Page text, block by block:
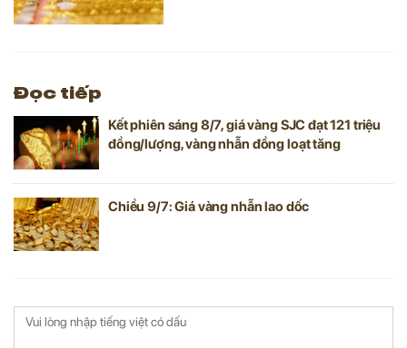
Đọc tiếp
Kết phiên sáng 8/7, giá vàng SJC đạt 121 triệu
đồng/lượng, vàng nhẫn đồng loạt tăng
Chiều 9/7: Giá vàng nhẫn lao dốc